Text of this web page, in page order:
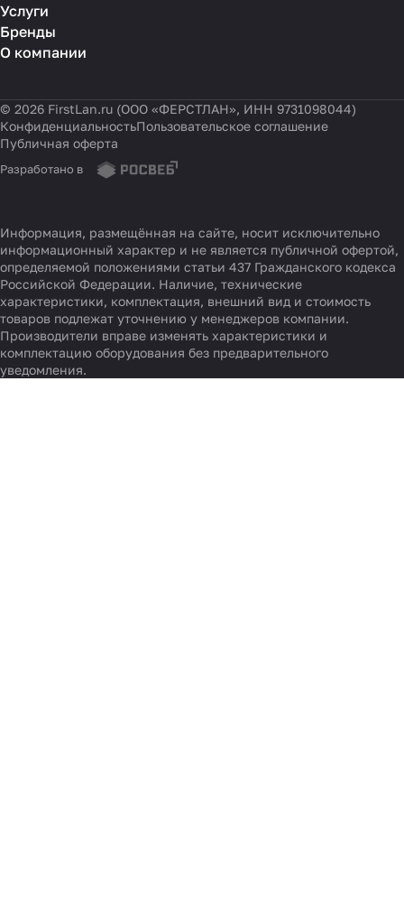
Услуги
Бренды
О компании
© 2026 FirstLan.ru (ООО «ФЕРСТЛАН», ИНН 9731098044)
КонфиденциальностьПользовательское соглашение
Публичная оферта
Разработано в
Информация, размещённая на сайте, носит исключительно
информационный характер и не является публичной офертой,
определяемой положениями статьи 437 Гражданского кодекса
Российской Федерации. Наличие, технические
характеристики, комплектация, внешний вид и стоимость
товаров подлежат уточнению у менеджеров компании.
Производители вправе изменять характеристики и
комплектацию оборудования без предварительного
уведомления.